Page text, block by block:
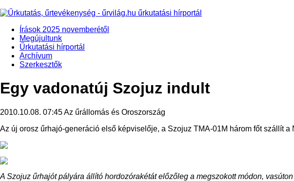
Írások 2025 novemberétől
Megújultunk
Űrkutatási hírportál
Archívum
Szerkesztők
Egy vadonatúj Szojuz indult
2010.10.08. 07:45Az űrállomás és Oroszország
Az új orosz űrhajó-generáció első képviselője, a Szojuz TMA-01M három főt szállít a
A Szojuz űrhajót pályára állító hordozórakétát előzőleg a megszokott módon,